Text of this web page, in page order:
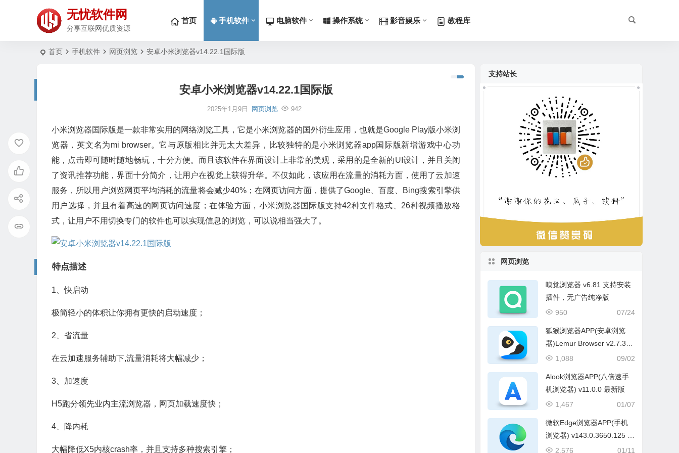
无忧软件网
分享互联网优质资源
首页 手机软件 电脑软件 操作系统 影音娱乐 教程库
首页 手机软件 网页浏览 安卓小米浏览器v14.22.1国际版
安卓小米浏览器v14.22.1国际版
2025年1月9日 网页浏览 942
小米浏览器国际版是一款非常实用的网络浏览工具，它是小米浏览器的国外衍生应用，也就是Google Play版小米浏
览器，英文名为mi browser。它与原版相比并无太大差异，比较独特的是小米浏览器app国际版新增游戏中心功
能，点击即可随时随地畅玩，十分方便。而且该软件在界面设计上非常的美观，采用的是全新的UI设计，并且关闭
了资讯推荐功能，界面十分简介，让用户在视觉上获得升华。不仅如此，该应用在流量的消耗方面，使用了云加速
服务，所以用户浏览网页平均消耗的流量将会减少40%；在网页访问方面，提供了Google、百度、Bing搜索引擎供
用户选择，并且有着高速的网页访问速度；在体验方面，小米浏览器国际版支持42种文件格式、26种视频播放格
式，让用户不用切换专门的软件也可以实现信息的浏览，可以说相当强大了。
特点描述
1、快启动
极简轻小的体积让你拥有更快的启动速度；
2、省流量
在云加速服务辅助下,流量消耗将大幅减少；
3、加速度
H5跑分领先业内主流浏览器，网页加载速度快；
4、降内耗
大幅降低X5内核crash率，并且支持多种搜索引擎；
支持站长
网页浏览
嗅觉浏览器 v6.81 支持安装
插件，无广告纯净版
07/24
950
狐猴浏览器APP(安卓浏览
器)Lemur Browser v2.7.3.0
15 最新版
09/02
1,088
Alook浏览器APP(八倍速手
机浏览器) v11.0.0 最新版
01/07
1,467
微软Edge浏览器APP(手机
浏览器) v143.0.3650.125 谷
歌正式版
01/11
2,576